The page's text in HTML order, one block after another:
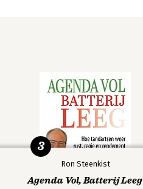
Ron Steenkist
Agenda Vol, Batterij Leeg
3